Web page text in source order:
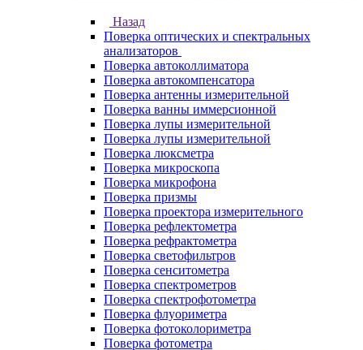
Назад
Поверка оптических и спектральных
анализаторов
Поверка автоколлиматора
Поверка автокомпенсатора
Поверка антенны измерительной
Поверка ванны иммерсионной
Поверка лупы измерительной
Поверка лупы измерительной
Поверка люксметра
Поверка микроскопа
Поверка микрофона
Поверка призмы
Поверка проектора измерительного
Поверка рефлектометра
Поверка рефрактометра
Поверка светофильтров
Поверка сенситометра
Поверка спектрометров
Поверка спектрофотометра
Поверка флуориметра
Поверка фотоколориметра
Поверка фотометра